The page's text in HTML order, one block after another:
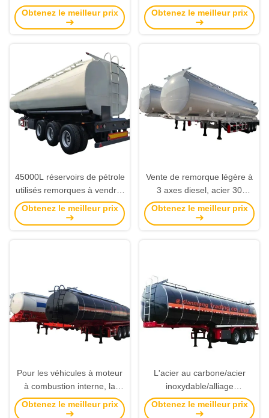
citerne de type boulonné
JOST 2 "/ 3,5 " spécialement
Obtenez le meilleur prix
45000L avec axe d'origine à
3 essieux et pneus 12R20
Obtenez le meilleur prix
45000L réservoirs de pétrole
utilisés remorques à vendre,
3 essieux 3 compartiments
réservoirs de carburant
Obtenez le meilleur prix
Vente de remorque légère à
3 axes diesel, acier 30
tonnes
Obtenez le meilleur prix
Pour les véhicules à moteur
à combustion interne, la
valeur de la valeur de la
valeur de la valeur de la
Obtenez le meilleur prix
L'acier au carbone/acier
inoxydable/alliage
d'aluminium pour
pétrole/carburant/diesel/
Obtenez le meilleur prix